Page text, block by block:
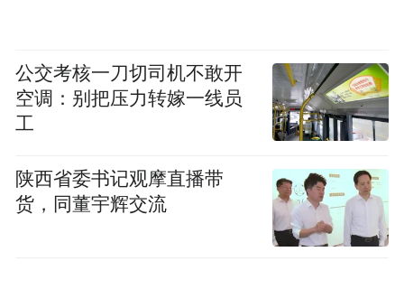
公交考核一刀切司机不敢开
空调：别把压力转嫁一线员
工
陕西省委书记观摩直播带
货，同董宇辉交流